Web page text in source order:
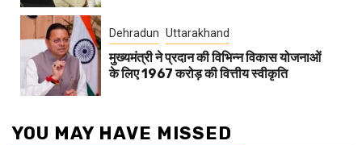
Dehradun Uttarakhand
मुख्यमंत्री ने प्रदान की विभिन्न विकास योजनाओं
के लिए 1967 करोड़ की वित्तीय स्वीकृति
YOU MAY HAVE MISSED